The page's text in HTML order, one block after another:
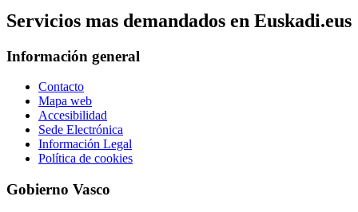
Servicios mas demandados en Euskadi.eus
Información general
Contacto
Mapa web
Accesibilidad
Sede Electrónica
Información Legal
Política de cookies
Gobierno Vasco